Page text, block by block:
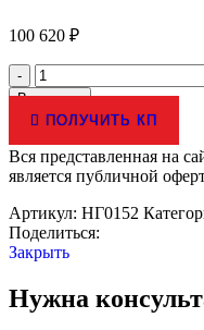
100 620 ₽
Количество
товара
Интерактивный
электрифицированный
стенд
"Буровая
машина
вращательного
действия"
(колонковое
В корзину
ПОЛУЧИТЬ КП
Вся представленная на
является публичной
Артикул: НГ0152
Поделиться:
Закрыть
Нужна